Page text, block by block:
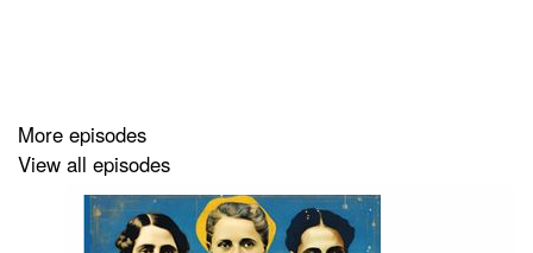
More episodes
View all episodes